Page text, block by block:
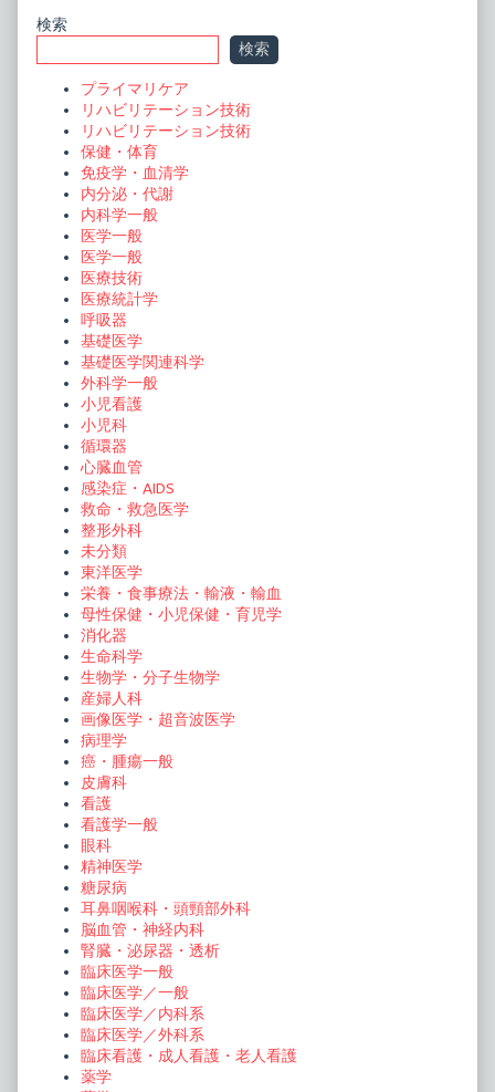
の
Primary
Sidebar
検索
検索
プライマリケア
リハビリテーション技術
リハビリテーション技術
保健・体育
免疫学・血清学
内分泌・代謝
内科学一般
医学一般
医学一般
医療技術
医療統計学
呼吸器
基礎医学
基礎医学関連科学
外科学一般
小児看護
小児科
循環器
心臓血管
感染症・AIDS
救命・救急医学
整形外科
未分類
東洋医学
栄養・食事療法・輸液・輸血
母性保健・小児保健・育児学
消化器
生命科学
生物学・分子生物学
産婦人科
画像医学・超音波医学
病理学
癌・腫瘍一般
皮膚科
看護
看護学一般
眼科
精神医学
糖尿病
耳鼻咽喉科・頭頸部外科
脳血管・神経内科
腎臓・泌尿器・透析
臨床医学一般
臨床医学／一般
臨床医学／内科系
臨床医学／外科系
臨床看護・成人看護・老人看護
薬学